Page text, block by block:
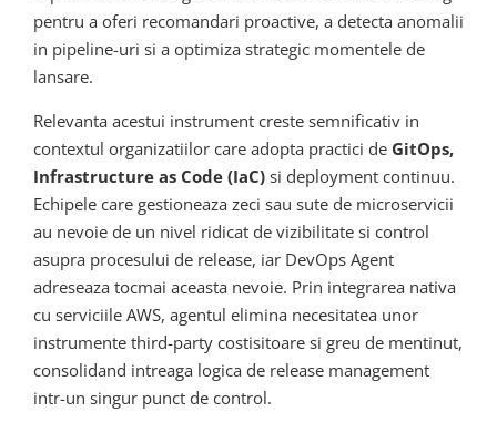
pentru a oferi recomandari proactive, a detecta anomalii
in pipeline-uri si a optimiza strategic momentele de
lansare.
Relevanta acestui instrument creste semnificativ in
contextul organizatiilor care adopta practici de GitOps,
Infrastructure as Code (IaC) si deployment continuu.
Echipele care gestioneaza zeci sau sute de microservicii
au nevoie de un nivel ridicat de vizibilitate si control
asupra procesului de release, iar DevOps Agent
adreseaza tocmai aceasta nevoie. Prin integrarea nativa
cu serviciile AWS, agentul elimina necesitatea unor
instrumente third-party costisitoare si greu de mentinut,
consolidand intreaga logica de release management
intr-un singur punct de control.